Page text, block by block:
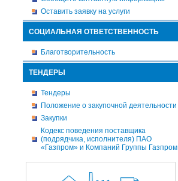
Оставить заявку на услуги
СОЦИАЛЬНАЯ ОТВЕТСТВЕННОСТЬ
Благотворительность
ТЕНДЕРЫ
Тендеры
Положение о закупочной деятельности
Закупки
Кодекс поведения поставщика
(подрядчика, исполнителя) ПАО
«Газпром» и Компаний Группы Газпром